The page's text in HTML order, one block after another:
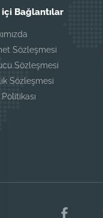
içi Bağlantılar
Sözleşmesi
Sözleşmesi
Sözleşmesi